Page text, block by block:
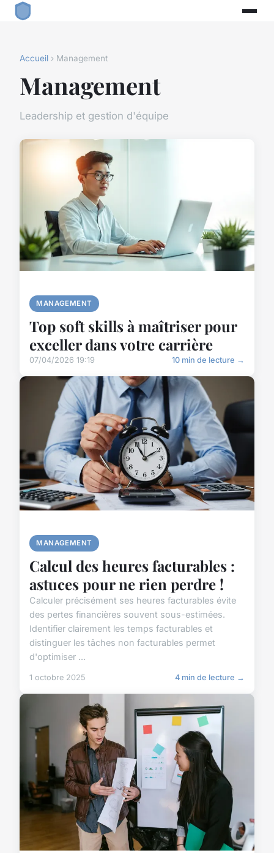
Accueil › Management
Management
Leadership et gestion d'équipe
MANAGEMENT
Top soft skills à maîtriser pour
exceller dans votre carrière
07/04/2026 19:19 10 min de lecture →
MANAGEMENT
Calcul des heures facturables :
astuces pour ne rien perdre !
Calculer précisément ses heures facturables évite
des pertes financières souvent sous-estimées.
Identifier clairement les temps facturables et
distinguer les tâches non facturables permet
d'optimiser ...
1 octobre 2025 4 min de lecture →